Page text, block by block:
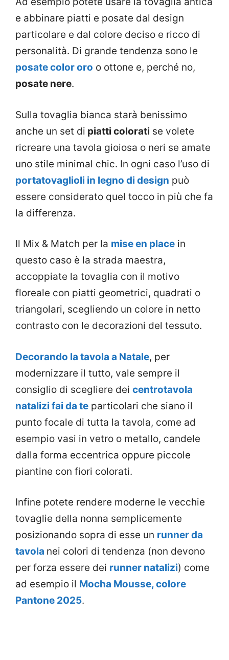
e abbinare piatti e posate dal design
particolare e dal colore deciso e ricco di
personalità. Di grande tendenza sono le
posate color oro o ottone e, perché no,
posate nere.
Sulla tovaglia bianca starà benissimo
anche un set di piatti colorati se volete
ricreare una tavola gioiosa o neri se amate
uno stile minimal chic. In ogni caso l’uso di
portatovaglioli in legno di design può
essere considerato quel tocco in più che fa
la differenza.
Il Mix & Match per la mise en place in
questo caso è la strada maestra,
accoppiate la tovaglia con il motivo
floreale con piatti geometrici, quadrati o
triangolari, scegliendo un colore in netto
contrasto con le decorazioni del tessuto.
Decorando la tavola a Natale, per
modernizzare il tutto, vale sempre il
consiglio di scegliere dei centrotavola
natalizi fai da te particolari che siano il
punto focale di tutta la tavola, come ad
esempio vasi in vetro o metallo, candele
dalla forma eccentrica oppure piccole
piantine con fiori colorati.
Infine potete rendere moderne le vecchie
tovaglie della nonna semplicemente
posizionando sopra di esse un runner da
tavola nei colori di tendenza (non devono
per forza essere dei runner natalizi) come
ad esempio il Mocha Mousse, colore
Pantone 2025.